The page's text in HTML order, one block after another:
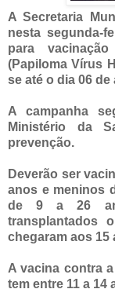
A Secretaria
nesta segunda-
para
(Papiloma Vírus
se até o dia 06 de
A campanha
Ministério da
prevenção.
Deverão ser
anos e meninos
de 9 a 26
transplantados
chegaram aos 15
A vacina contra
tem entre 11 a 14